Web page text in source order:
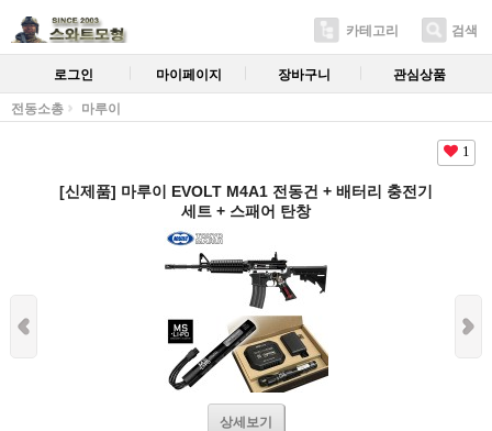
카테고리 검색
로그인 마이페이지 장바구니 관심상품
전동소총 마루이
1
[신제품] 마루이 EVOLT M4A1 전동건 + 배터리 충전기
세트 + 스패어 탄창
상세보기